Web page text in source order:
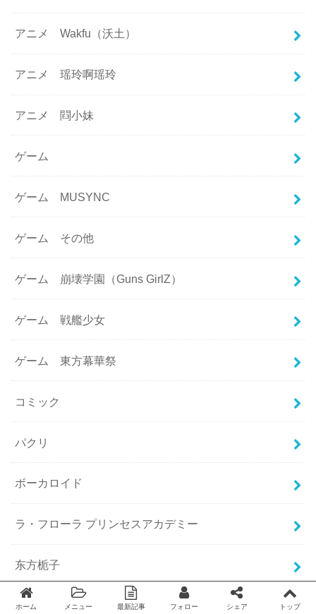
アニメ Wakfu（沃土）
アニメ 瑶玲啊瑶玲
アニメ 閰小妹
ゲーム
ゲーム MUSYNC
ゲーム その他
ゲーム 崩壊学園（Guns GirlZ）
ゲーム 戦艦少女
ゲーム 東方幕華祭
コミック
パクリ
ボーカロイド
ラ・フローラ プリンセスアカデミー
东方栀子
中国・台湾コミック
ホーム メニュー 最新記事 フォロー シェア トップ
Twitter facebook